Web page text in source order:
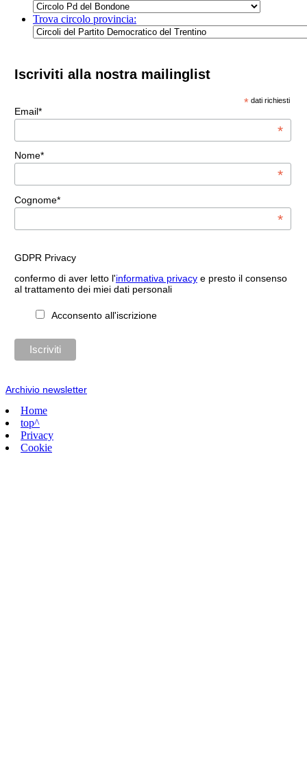
Trova circolo provincia:
Iscriviti alla nostra mailinglist
* dati richiesti
Email*
*
Nome*
*
Cognome*
*
GDPR Privacy
confermo di aver letto l'informativa privacye presto il consenso
al trattamento dei miei dati personali
Acconsento all'iscrizione
Archivio newsletter
Home
top^
Privacy
Cookie